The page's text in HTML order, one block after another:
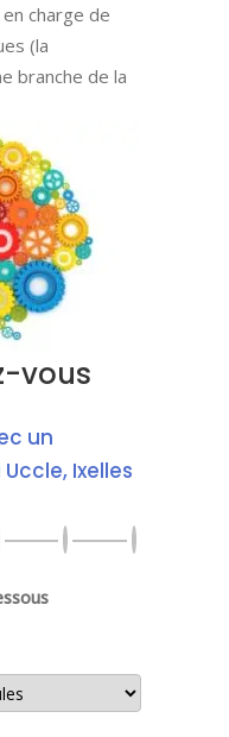
charge de
(la
branche de la
vous
un
Ixelles